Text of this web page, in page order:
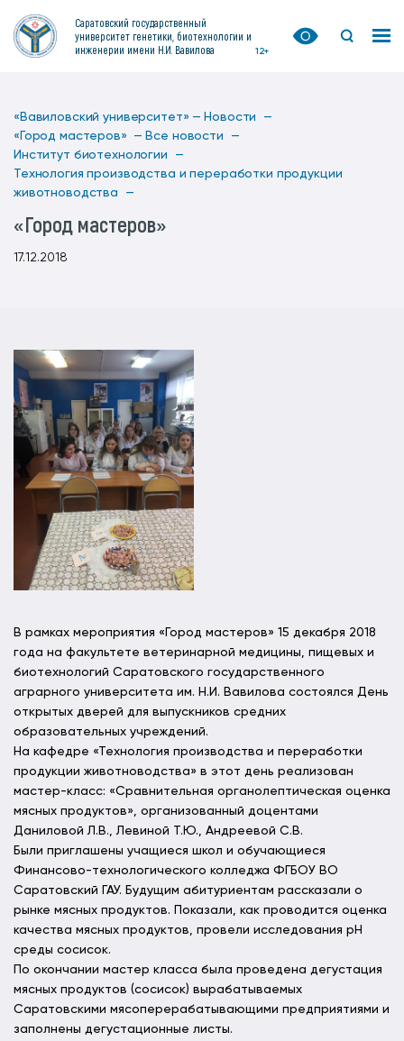
Саратовский государственный
университет генетики, биотехнологии и
инженерии имени Н.И. Вавилова
12+
«Вавиловский университет» — Новости —
«Город мастеров» — Все новости —
Институт биотехнологии —
Технология производства и переработки продукции
животноводства —
«Город мастеров»
17.12.2018
В рамках мероприятия «Город мастеров» 15 декабря 2018
года на факультете ветеринарной медицины, пищевых и
биотехнологий Саратовского государственного
аграрного университета им. Н.И. Вавилова состоялся День
открытых дверей для выпускников средних
образовательных учреждений.
На кафедре «Технология производства и переработки
продукции животноводства» в этот день реализован
мастер-класс: «Сравнительная органолептическая оценка
мясных продуктов», организованный доцентами
Даниловой Л.В., Левиной Т.Ю., Андреевой С.В.
Были приглашены учащиеся школ и обучающиеся
Финансово-технологического колледжа ФГБОУ ВО
Саратовский ГАУ. Будущим абитуриентам рассказали о
рынке мясных продуктов. Показали, как проводится оценка
качества мясных продуктов, провели исследования рН
среды сосисок.
По окончании мастер класса была проведена дегустация
мясных продуктов (сосисок) вырабатываемых
Саратовскими мясоперерабатывающими предприятиями и
заполнены дегустационные листы.